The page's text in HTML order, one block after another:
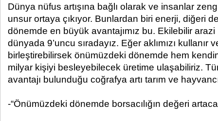
Dünya nüfus artışına bağlı olarak ve insanlar
unsur ortaya çıkıyor. Bunlardan biri enerji, diğeri
dönemde en büyük avantajımız bu. Ekilebilir arazi
dünyada 9’uncu sıradayız. Eğer aklımızı kullanır
birleştirebilirsek önümüzdeki dönemde hem
milyar kişiyi besleyebilecek üretime ulaşabiliriz.
avantajı bulunduğu coğrafya artı tarım ve
-“Önümüzdeki dönemde borsacılığın değeri